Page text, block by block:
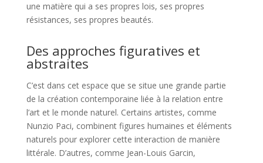
une matière qui a ses propres lois, ses propres
résistances, ses propres beautés.
Des approches figuratives et
abstraites
C’est dans cet espace que se situe une grande partie
de la création contemporaine liée à la relation entre
l’art et le monde naturel. Certains artistes, comme
Nunzio Paci, combinent figures humaines et éléments
naturels pour explorer cette interaction de manière
littérale. D’autres, comme Jean-Louis Garcin,